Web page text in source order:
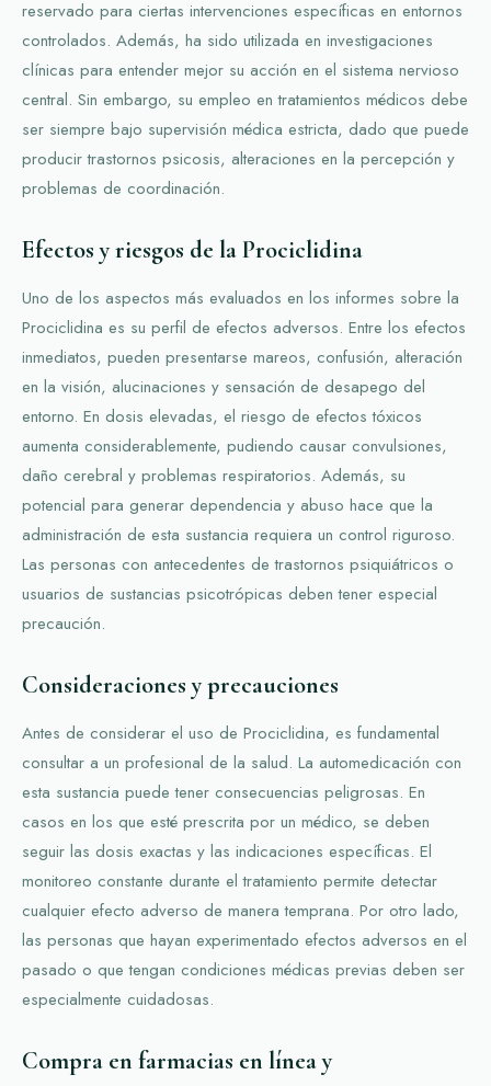
reservado para ciertas intervenciones específicas en entornos
controlados. Además, ha sido utilizada en investigaciones
clínicas para entender mejor su acción en el sistema nervioso
central. Sin embargo, su empleo en tratamientos médicos debe
ser siempre bajo supervisión médica estricta, dado que puede
producir trastornos psicosis, alteraciones en la percepción y
problemas de coordinación.
Efectos y riesgos de la Prociclidina
Uno de los aspectos más evaluados en los informes sobre la
Prociclidina es su perfil de efectos adversos. Entre los efectos
inmediatos, pueden presentarse mareos, confusión, alteración
en la visión, alucinaciones y sensación de desapego del
entorno. En dosis elevadas, el riesgo de efectos tóxicos
aumenta considerablemente, pudiendo causar convulsiones,
daño cerebral y problemas respiratorios. Además, su
potencial para generar dependencia y abuso hace que la
administración de esta sustancia requiera un control riguroso.
Las personas con antecedentes de trastornos psiquiátricos o
usuarios de sustancias psicotrópicas deben tener especial
precaución.
Consideraciones y precauciones
Antes de considerar el uso de Prociclidina, es fundamental
consultar a un profesional de la salud. La automedicación con
esta sustancia puede tener consecuencias peligrosas. En
casos en los que esté prescrita por un médico, se deben
seguir las dosis exactas y las indicaciones específicas. El
monitoreo constante durante el tratamiento permite detectar
cualquier efecto adverso de manera temprana. Por otro lado,
las personas que hayan experimentado efectos adversos en el
pasado o que tengan condiciones médicas previas deben ser
especialmente cuidadosas.
Compra en farmacias en línea y